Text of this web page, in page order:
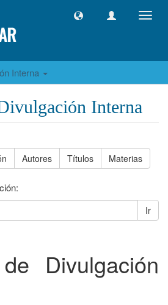
Interna
Interna
Autores Títulos Materias
Ir
Divulgación